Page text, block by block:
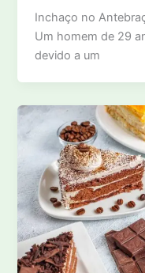
Inchaço no
Um homem de 29
devido a um